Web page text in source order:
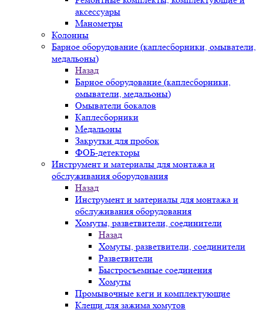
аксессуары
Манометры
Колонны
Барное оборудование (каплесборники, омыватели,
медальоны)
Назад
Барное оборудование (каплесборники,
омыватели, медальоны)
Омыватели бокалов
Каплесборники
Медальоны
Закрутки для пробок
ФОБ-детекторы
Инструмент и материалы для монтажа и
обслуживания оборудования
Назад
Инструмент и материалы для монтажа и
обслуживания оборудования
Хомуты, разветвители, соединители
Назад
Хомуты, разветвители, соединители
Разветвители
Быстросъемные соединения
Хомуты
Промывочные кеги и комплектующие
Клещи для зажима хомутов